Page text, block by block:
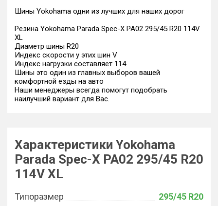
Шины Yokohama одни из лучших для наших дорог
Резина Yokohama Parada Spec-X PA02 295/45 R20 114V
XL
Диаметр шины R20
Индекс скорости у этих шин V
Индекс нагрузки составляет 114
Шины это один из главных выборов вашей
комфортной езды на авто
Наши менеджеры всегда помогут подобрать
наилучший вариант для Вас.
Характеристики Yokohama
Parada Spec-X PA02 295/45 R20
114V XL
Типоразмер
295/45 R20